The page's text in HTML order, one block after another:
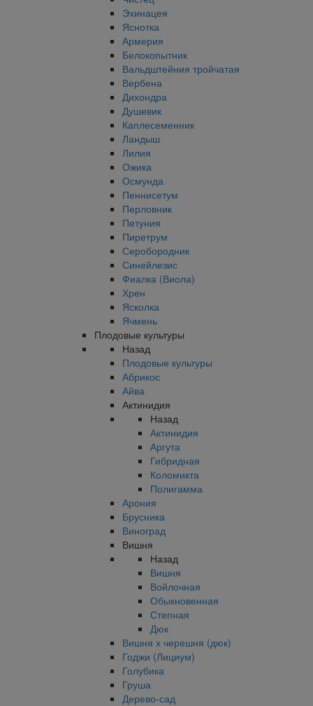
Эхинацея
Яснотка
Армерия
Белокопытник
Вальдштейния тройчатая
Вербена
Дихондра
Душевик
Каплесеменник
Ландыш
Лилия
Ожика
Осмунда
Пеннисетум
Перловник
Петуния
Пиретрум
Серобородник
Синейлезис
Фиалка (Виола)
Хрен
Ясколка
Ячмень
Плодовые культуры
Назад
Плодовые культуры
Абрикос
Айва
Актинидия
Назад
Актинидия
Аргута
Гибридная
Коломикта
Полигамма
Арония
Брусника
Виноград
Вишня
Назад
Вишня
Войлочная
Обыкновенная
Степная
Дюк
Вишня х черешня (дюк)
Годжи (Лициум)
Голубика
Груша
Дерево-сад